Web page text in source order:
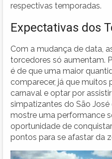
respectivas temporadas.
Expectativas dos
Com a mudança de data,
torcedores só aumentam.
é de que uma maior
comparecer, já que
carnaval e optar por
simpatizantes do São
mostre uma performance
oportunidade de
pontos para se afastar da